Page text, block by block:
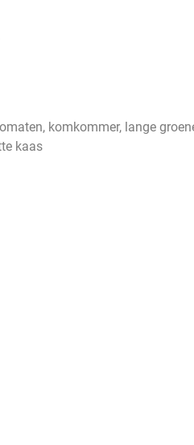
komkommer, lange
kaas